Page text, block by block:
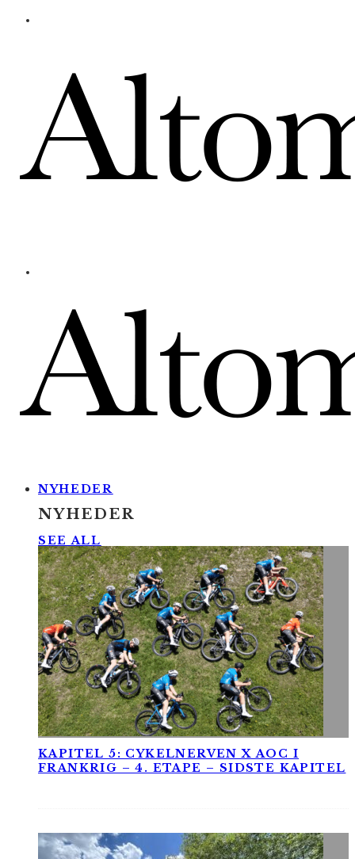
NYHEDER
NYHEDER
SEE ALL
KAPITEL 5: CYKELNERVEN X AOC I
FRANKRIG – 4. ETAPE – SIDSTE KAPITEL